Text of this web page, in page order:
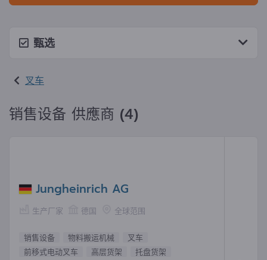
甄选
叉车
销售设备 供應商 (4)
Jungheinrich AG
生产厂家 德国 全球范围
销售设备 物料搬运机械
叉车
前移式电动叉车
高层货架
托盘货架